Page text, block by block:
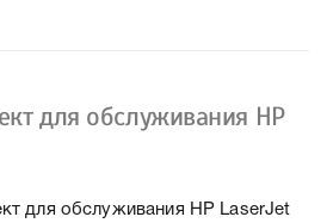
для обслуживания HP
для обслуживания HP LaserJet